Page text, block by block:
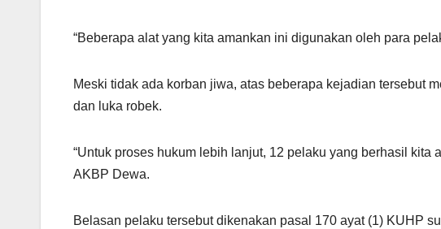
“Beberapa alat yang kita amankan ini digunakan oleh para
Meski tidak ada korban jiwa, atas beberapa kejadian tersebut
dan luka robek.
“Untuk proses hukum lebih lanjut, 12 pelaku yang berhasil kita
AKBP Dewa.
Belasan pelaku tersebut dikenakan pasal 170 ayat (1) KUHP